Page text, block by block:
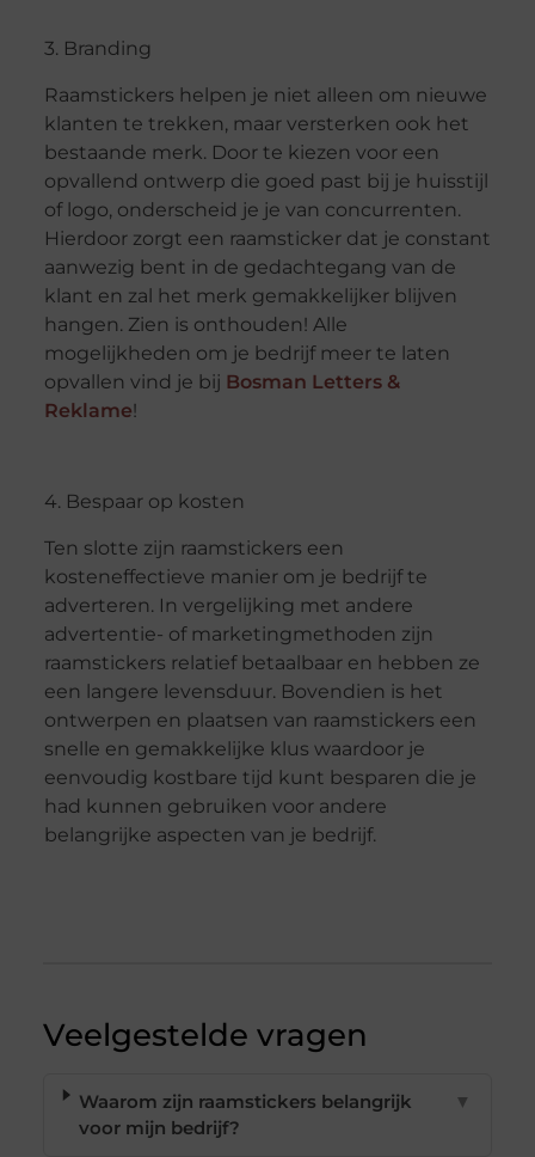
3. Branding
Raamstickers helpen je niet alleen om nieuwe
klanten te trekken, maar versterken ook het
bestaande merk. Door te kiezen voor een
opvallend ontwerp die goed past bij je huisstijl
of logo, onderscheid je je van concurrenten.
Hierdoor zorgt een raamsticker dat je constant
aanwezig bent in de gedachtegang van de
klant en zal het merk gemakkelijker blijven
hangen. Zien is onthouden! Alle
mogelijkheden om je bedrijf meer te laten
opvallen vind je bij Bosman Letters &
Reklame!
4. Bespaar op kosten
Ten slotte zijn raamstickers een
kosteneffectieve manier om je bedrijf te
adverteren. In vergelijking met andere
advertentie- of marketingmethoden zijn
raamstickers relatief betaalbaar en hebben ze
een langere levensduur. Bovendien is het
ontwerpen en plaatsen van raamstickers een
snelle en gemakkelijke klus waardoor je
eenvoudig kostbare tijd kunt besparen die je
had kunnen gebruiken voor andere
belangrijke aspecten van je bedrijf.
Veelgestelde vragen
Waarom zijn raamstickers belangrijk
voor mijn bedrijf?
▼